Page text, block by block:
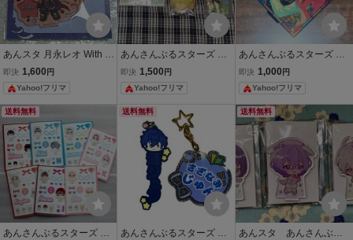
あんスタ 月永レオ With T
hanX アクリルスタンド
あんさんぶるスターズ ア
即決 1,600 円
Yahoo!フリマ
あんさんぶるスターズ あ
んスタ 巴日和 グッズ アク
リルスタンド 旧fine 追憶
即決 1,500 円
Yahoo!フリマ
あんさんぶるスターズ あ
んスタ アクスタ アクリル
スタンド 星之所向 明星ス
即決 1,000 円
Yahoo!フリマ
送料無料
あんさんぶるスターズ あ
送料無料
あんさんぶるスターズ あ
送料無料
あんスタ あんさんぶる